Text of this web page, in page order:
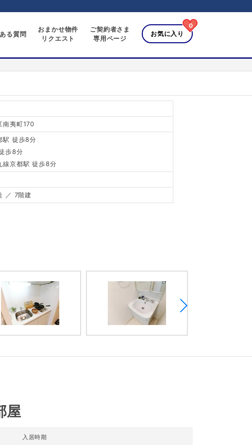
る質問
おまかせ物件
リクエスト
ご契約者さま
専用ページ
お気に入り
0
南夷町170
駅 徒歩8分
歩8分
線京都駅 徒歩8分
／ 7階建
屋
入居時期